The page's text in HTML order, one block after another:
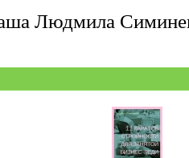
Людмила